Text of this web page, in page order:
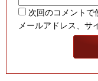
次回のコメントで
メールアドレス、サ